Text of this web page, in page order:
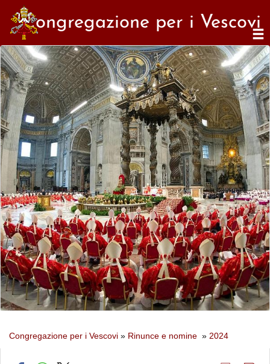
Congregazione per i Vescovi
Congregazione per i Vescovi » Rinunce e nomine » 2024